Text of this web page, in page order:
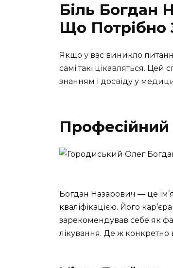
Біль Богдан
Що Потрібно
Якщо у вас виникло
самі такі цікавляться. Цей
знанням і досвіду у
Богдан Назарович — це
кваліфікацією. Його
зарекомендував себе як
лікування. Де ж конкретно